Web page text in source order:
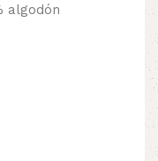
algodón